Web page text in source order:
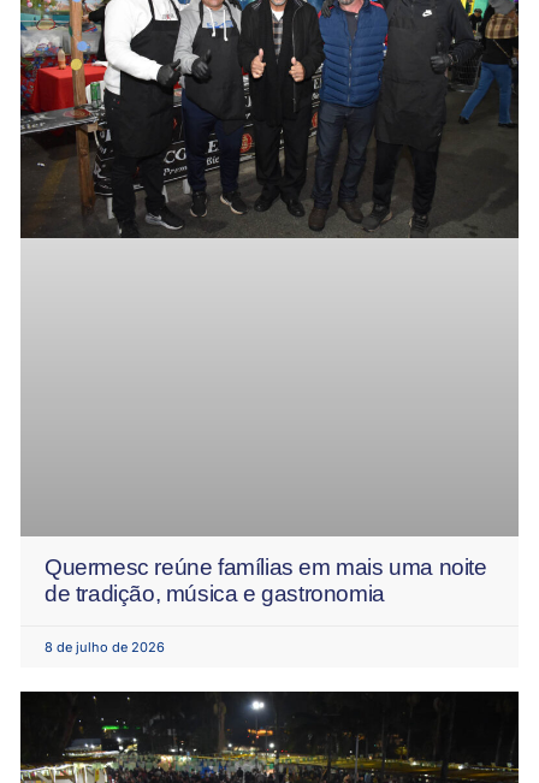
Quermesc reúne famílias em mais uma noite
de tradição, música e gastronomia
8 de julho de 2026